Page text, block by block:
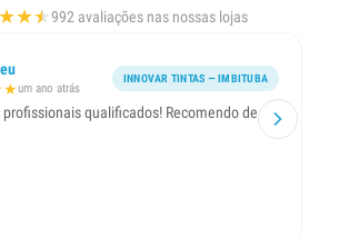
★★★
★992 avaliações nas nossas lojas
★um ano atrás
INNOVAR TINTAS — IMBITUBA
qualificados! Recomendo de